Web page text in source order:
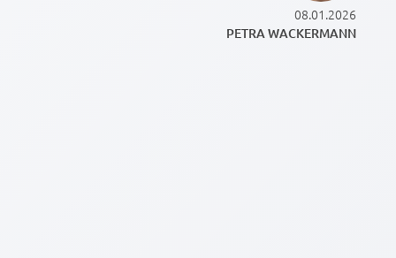
08.01.2026
PETRA WACKERMANN